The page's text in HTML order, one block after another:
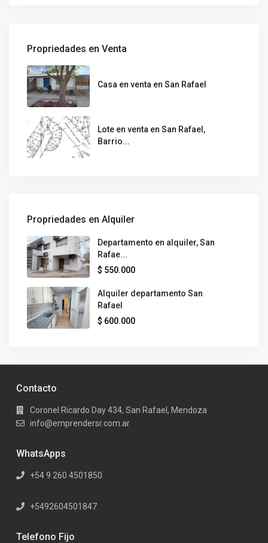
Propriedades en Venta
Casa en venta en San Rafael
Lote en venta en San Rafael,
Barrio...
Propriedades en Alquiler
Departamento en alquiler, San
Rafae...
$ 550.000
Alquiler departamento San
Rafael
$ 600.000
Contacto
Coronel Ricardo Day 434, San Rafael, Mendoza
info@emprendersr.com.ar
WhatsApps
+54 9 260 4501850
+5492604501847
Telefono Fijo